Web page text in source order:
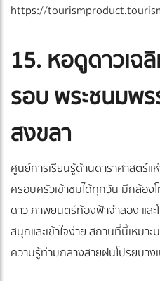
https://
15. หอดูดาวเฉ
รอบ พระชนมพ
สงขลา
ศูนย์การเรียนรู้ด้านดาราศาสตร์แ
ครอบครัวเข้าชมได้ทุกวัน มีกล้อ
ดาว ภาพยนตร์ท้องฟ้าจำลอง แล
สนุกและเข้าใจง่าย สถานที่นี้เหมา
ความรู้ท่ามกลางสายฝนโปรยบาง